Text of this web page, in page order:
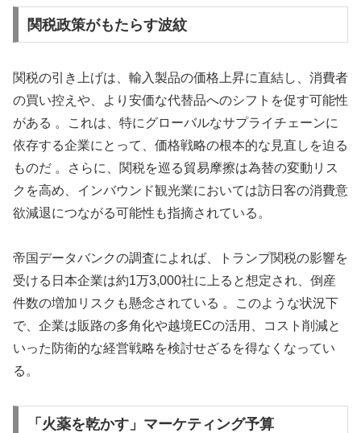
関税政策がもたらす波紋
関税の引き上げは、輸入製品の価格上昇に直結し、消費者
の買い控えや、より安価な代替品へのシフトを促す可能性
がある 。これは、特にグローバルなサプライチェーンに
依存する企業にとって、価格戦略の根本的な見直しを迫る
ものだ 。さらに、関税を巡る貿易摩擦は為替の変動リス
クを高め、インバウンド観光業においては訪日客の消費意
欲減退につながる可能性も指摘されている。
帝国データバンクの調査によれば、トランプ関税の影響を
受ける日本企業は約1万3,000社に上ると想定され、倒産
件数の増加リスクも懸念されている 。このような状況下
で、企業は販路の多角化や越境ECの活用、コスト削減と
いった防衛的な経営戦略を検討せざるを得なくなってい
る。
「火薬を乾かす」マーケティング予算